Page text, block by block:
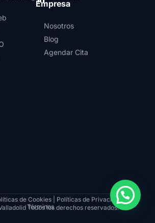
Empresa
Nosotros
Blog
Agendar Cita
Todos los derechos reservados.
de Cookies| Políticas de Privacidad |
Términos